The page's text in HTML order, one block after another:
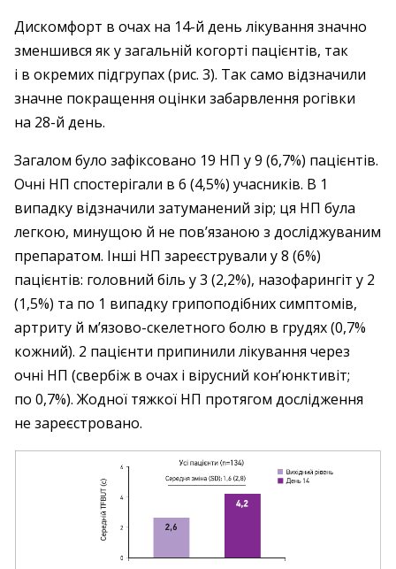
Дискомфорт в очах на 14-й день лікування значно
зменшився як у загальній когорті пацієнтів, так
і в окремих підгрупах (рис. 3). Так само відзначили
значне покращення оцінки забарвлення рогівки
на 28-й день.
Загалом було зафіксовано 19 НП у 9 (6,7%) пацієнтів.
Очні НП спостерігали в 6 (4,5%) учасників. В 1
випадку відзначили затуманений зір; ця НП була
легкою, минущою й не пов’язаною з досліджуваним
препаратом. Інші НП зареєстрували у 8 (6%)
пацієнтів: головний біль у 3 (2,2%), назофарингіт у 2
(1,5%) та по 1 випадку грипоподібних симптомів,
артриту й м’язово-скелетного болю в грудях (0,7%
кожний). 2 пацієнти припинили лікування через
очні НП (свербіж в очах і вірус­ний кон’юнктивіт;
по 0,7%). Жодної тяжкої НП протягом дослідження
не зареєстровано.